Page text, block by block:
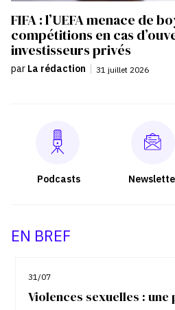
FIFA : l’UEFA menace de
compétitions en cas
investisseurs privés
par La rédaction | 31 juillet 2026
Podcasts
EN BREF
31/07
Violences sexuelles :